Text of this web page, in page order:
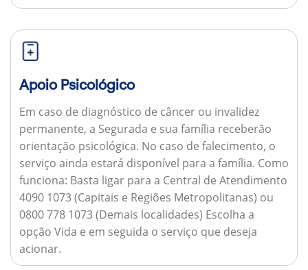
Apoio Psicológico
Em caso de diagnóstico de câncer ou invalidez
permanente, a Segurada e sua família receberão
orientação psicológica. No caso de falecimento, o
serviço ainda estará disponível para a família. Como
funciona: Basta ligar para a Central de Atendimento
4090 1073 (Capitais e Regiões Metropolitanas) ou
0800 778 1073 (Demais localidades) Escolha a
opção Vida e em seguida o serviço que deseja
acionar.